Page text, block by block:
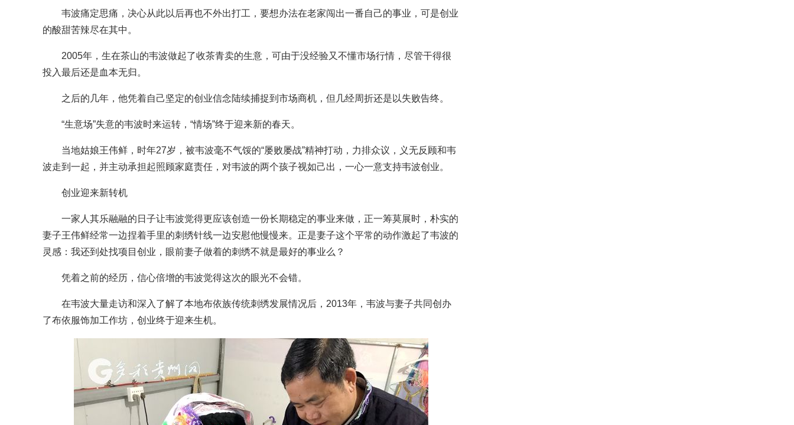
韦波痛定思痛，决心从此以后再也不外出打工，要想办法在老家闯出一番自己的事业，可是创业
的酸甜苦辣尽在其中。
2005年，生在茶山的韦波做起了收茶青卖的生意，可由于没经验又不懂市场行情，尽管干得很
投入最后还是血本无归。
之后的几年，他凭着自己坚定的创业信念陆续捕捉到市场商机，但几经周折还是以失败告终。
“生意场”失意的韦波时来运转，“情场”终于迎来新的春天。
当地姑娘王伟鲜，时年27岁，被韦波毫不气馁的“屡败屡战”精神打动，力排众议，义无反顾和韦
波走到一起，并主动承担起照顾家庭责任，对韦波的两个孩子视如己出，一心一意支持韦波创业。
创业迎来新转机
一家人其乐融融的日子让韦波觉得更应该创造一份长期稳定的事业来做，正一筹莫展时，朴实的
妻子王伟鲜经常一边捏着手里的刺绣针线一边安慰他慢慢来。正是妻子这个平常的动作激起了韦波的
灵感：我还到处找项目创业，眼前妻子做着的刺绣不就是最好的事业么？
凭着之前的经历，信心倍增的韦波觉得这次的眼光不会错。
在韦波大量走访和深入了解了本地布依族传统刺绣发展情况后，2013年，韦波与妻子共同创办
了布依服饰加工作坊，创业终于迎来生机。